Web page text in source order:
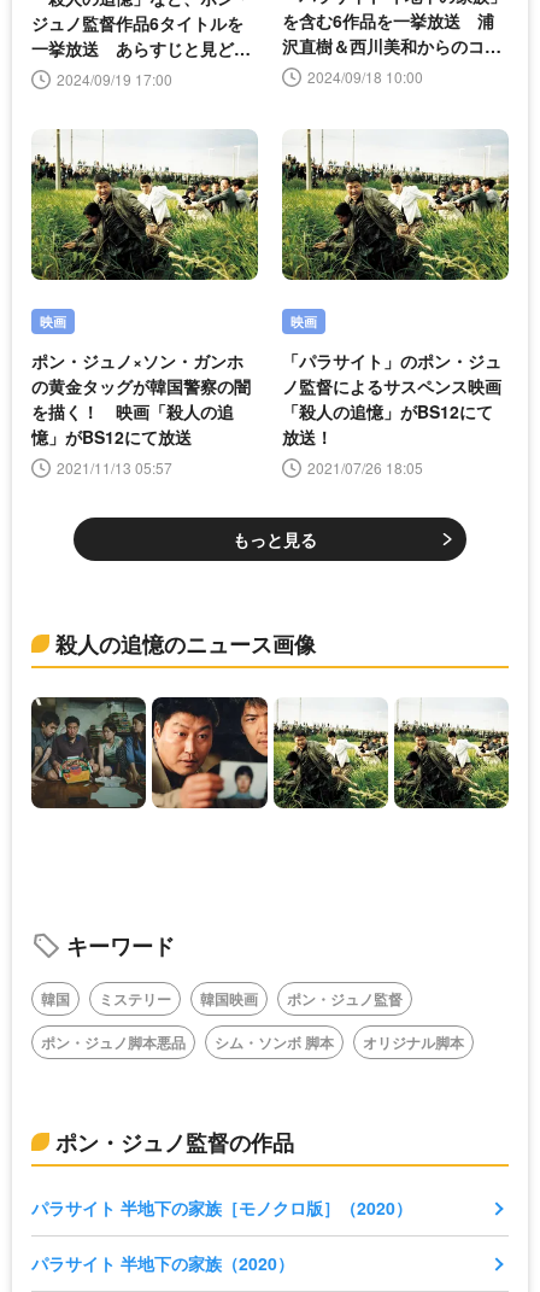
ジュノ監督作品6タイトルを
一挙放送 あらすじと見どこ
ろを紹介
2024/09/19 17:00
を含む6作品を一挙放送 浦
沢直樹＆西川美和からのコメ
ントも到着
2024/09/18 10:00
映画
ポン・ジュノ×ソン・ガンホ
の黄金タッグが韓国警察の闇
を描く！ 映画「殺人の追
憶」がBS12にて放送
2021/11/13 05:57
映画
「パラサイト」のポン・ジュ
ノ監督によるサスペンス映画
「殺人の追憶」がBS12にて
放送！
2021/07/26 18:05
もっと見る
殺人の追憶のニュース画像
キーワード
韓国 ミステリー 韓国映画
ポン・ジュノ監督
ポン・ジュノ脚本悪品
シム・ソンボ 脚本 オリジナル脚本
ポン・ジュノ監督の作品
パラサイト 半地下の家族［モノクロ版］（2020）
パラサイト 半地下の家族（2020）